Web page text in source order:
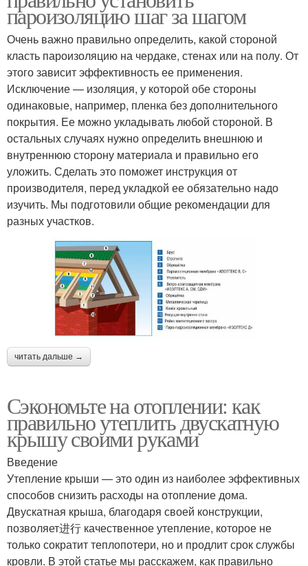
пароизоляцию шаг за шагом
Очень важно правильно определить, какой стороной
класть пароизоляцию на чердаке, стенах или на полу. От
этого зависит эффективность ее применения.
Исключение — изоляция, у которой обе стороны
одинаковые, например, пленка без дополнительного
покрытия. Ее можно укладывать любой стороной. В
остальных случаях нужно определить внешнюю и
внутреннюю сторону материала и правильно его
уложить. Сделать это поможет инструкция от
производителя, перед укладкой ее обязательно надо
изучить. Мы подготовили общие рекомендации для
разных участков.
читать дальше →
Сэкономьте на отоплении: как
правильно утеплить двускатную
крышу своими руками
Введение
Утепление крыши — это один из наиболее эффективных
способов снизить расходы на отопление дома.
Двускатная крыша, благодаря своей конструкции,
позволяет进行 качественное утепление, которое не
только сократит теплопотери, но и продлит срок службы
кровли. В этой статье мы расскажем, как правильно